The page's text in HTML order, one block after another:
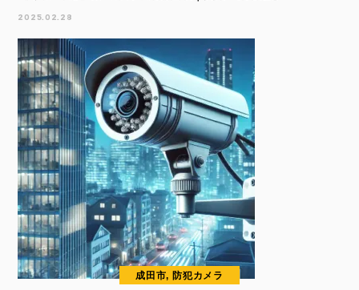
2025.02.28
成田市, 防犯カメラ